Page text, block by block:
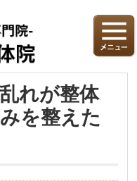
れが整体
を整えた